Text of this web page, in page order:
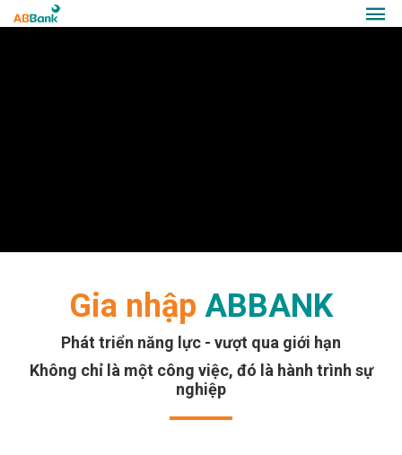
Gia nhập ABBANK
Phát triển năng lực - vượt qua giới hạn
Không chỉ là một công việc, đó là hành trình sự
nghiệp